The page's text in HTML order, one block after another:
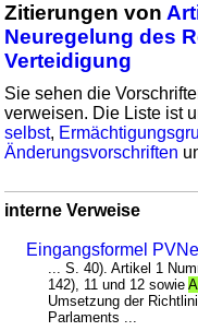
Zitierungen von
Neuregelung des
Verteidigung
Sie sehen die
verweisen. Die Liste ist
selbst,
Änderungsvorschriften
interne Verweise
Eingangsformel
... S. 40). Artikel 1
142), 11 und 12 sowie
Umsetzung der
Parlaments ...